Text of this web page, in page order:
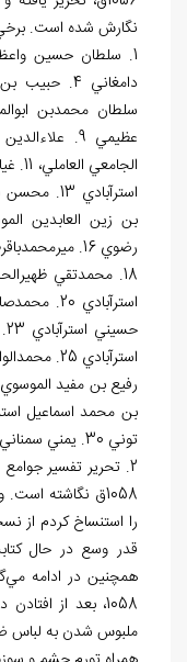
نگارش شده است.
بن زين العابدين الموسوي 15.
رضوي 16. ميرمحمدباقرطالبان 17. محمدبن
توني 30. يمني سمناني و ... .
2. تحرير تفسير
1058ق نگاشته است. وي در رقم انجام كتاب مي
را استنساخ كردم از
قدر وسع در حال
همچنين در ادامه مي
1058، بعد از
ملبوس شدن به